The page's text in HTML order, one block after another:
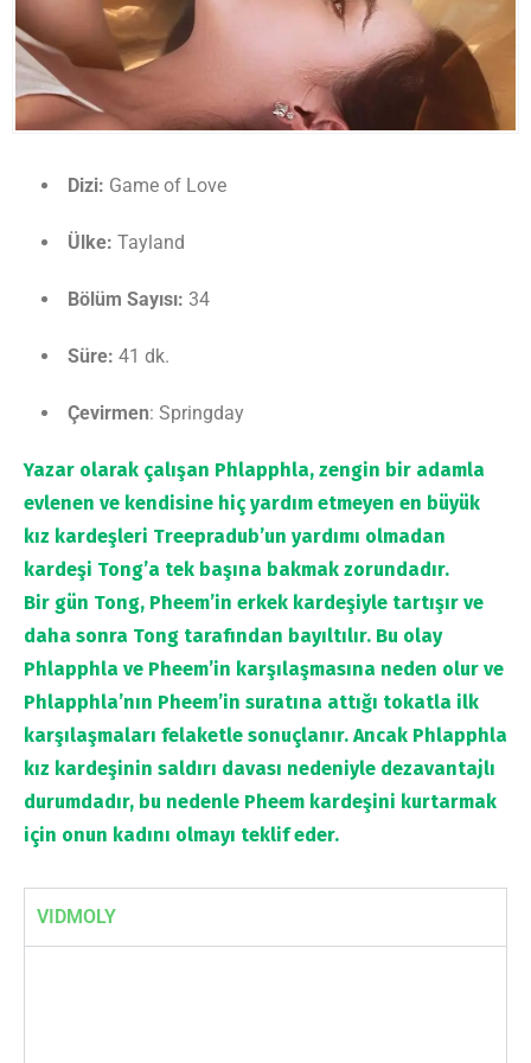
Dizi: Game of Love
Ülke: Tayland
Bölüm Sayısı: 34
Süre: 41 dk.
Çevirmen: Springday
Yazar olarak çalışan Phlapphla, zengin bir adamla
evlenen ve kendisine hiç yardım etmeyen en büyük
kız kardeşleri Treepradub’un yardımı olmadan
kardeşi Tong’a tek başına bakmak zorundadır.
Bir gün Tong, Pheem’in erkek kardeşiyle tartışır ve
daha sonra Tong tarafından bayıltılır. Bu olay
Phlapphla ve Pheem’in karşılaşmasına neden olur ve
Phlapphla’nın Pheem’in suratına attığı tokatla ilk
karşılaşmaları felaketle sonuçlanır. Ancak Phlapphla
kız kardeşinin saldırı davası nedeniyle dezavantajlı
durumdadır, bu nedenle Pheem kardeşini kurtarmak
için onun kadını olmayı teklif eder.
VIDMOLY